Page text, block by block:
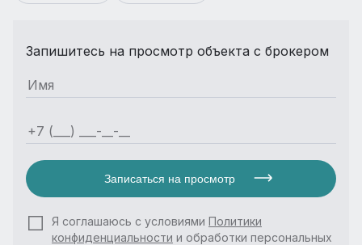
Запишитесь на просмотр объекта с брокером
Записаться на просмотр
Я соглашаюсь с условиями Политики
конфиденциальности и обработки персональных